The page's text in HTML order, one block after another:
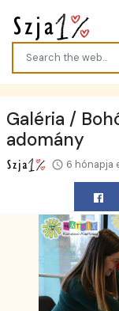
Galéria /
adomány
6 hónapja